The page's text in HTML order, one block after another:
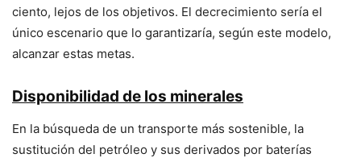
ciento, lejos de los objetivos. El decrecimiento sería el
único escenario que lo garantizaría, según este modelo,
alcanzar estas metas.
Disponibilidad de los minerales
En la búsqueda de un transporte más sostenible, la
sustitución del petróleo y sus derivados por baterías